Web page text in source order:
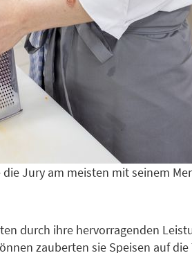
Jury am meisten mit seinem
durch ihre hervorragenden
zauberten sie Speisen auf